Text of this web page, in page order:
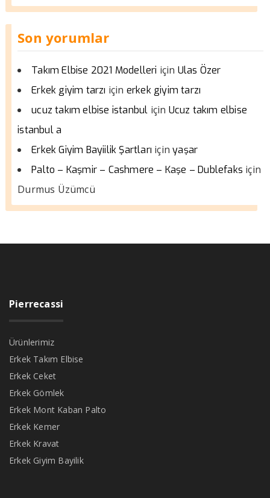
Son yorumlar
Takım Elbise 2021 Modelleri için Ulas Özer
Erkek giyim tarzı için erkek giyim tarzı
ucuz takım elbise istanbul için Ucuz takım elbise
istanbul a
Erkek Giyim Bayiilik Şartları içinyaşar
Palto – Kaşmir – Cashmere – Kaşe – Dublefaks için
Durmus Üzümcü
Pierrecassi
Ürünlerimiz
Erkek Takım Elbise
Erkek Ceket
Erkek Gömlek
Erkek Mont Kaban Palto
Erkek Kemer
Erkek Kravat
Erkek Giyim Bayilik